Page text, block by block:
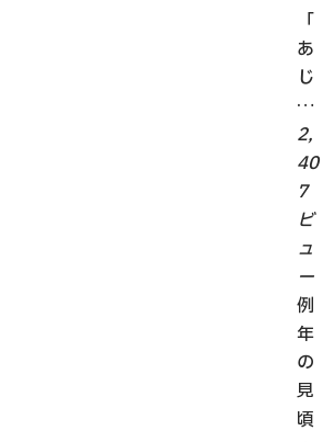
「
あ
じ
…
2,
40
7
ビ
ュ
ー
例
年
の
見
頃